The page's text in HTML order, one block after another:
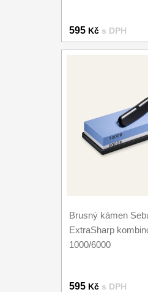
595 Kč s DPH
Brusný kámen
ExtraSharp
1000/6000
595 Kč s DPH